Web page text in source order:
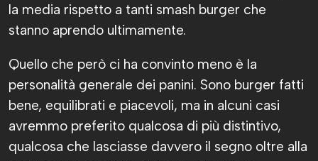
la media rispetto a tanti smash burger che
stanno aprendo ultimamente.
Quello che però ci ha convinto meno è la
personalità generale dei panini. Sono burger fatti
bene, equilibrati e piacevoli, ma in alcuni casi
avremmo preferito qualcosa di più distintivo,
qualcosa che lasciasse davvero il segno oltre alla